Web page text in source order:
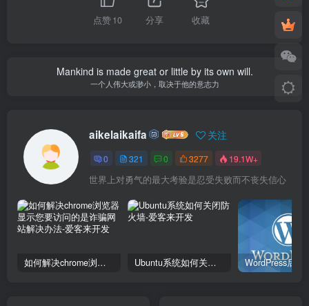
点赞10 分享 收藏
Mankind is made great or little by its own will.
一个人伟大或渺小，取决于他的意志力
aikelaikaifa 关注
0 321 0 3277 19.1W+
世界上对勇气的最大考验是忍受失败而不丧失信心
如何解决chrome浏览器显示您要访问的是诈骗网站解决办法 Ubuntu系统如何关闭防火墙